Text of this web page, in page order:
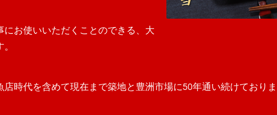
にお使いいただくことのできる、大
店時代を含めて現在まで築地と豊洲市場に50年通い続けており